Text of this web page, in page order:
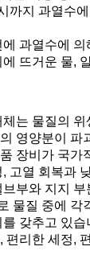
까지 과열수
과열수에
뜨거운 물,
는 물질의
영양분이 파
장비가 국가
고열 회복과
부와 지지
물질 중에 각
갖추고 있습
편리한 세정,